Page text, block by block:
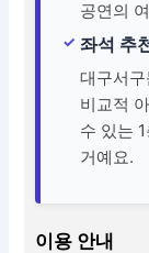
공연의
좌석 추
대구서
비교적
수 있는
거예요.
이용 안내